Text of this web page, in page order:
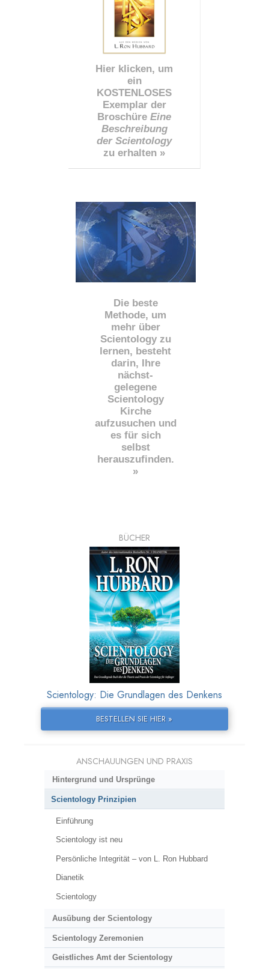
Hier klicken, um
ein
KOSTENLOSES
Exemplar der
Broschüre Eine
Beschreibung
der Scientology
zu erhalten »
Die beste
Methode, um
mehr über
Scientology zu
lernen, besteht
darin, Ihre
nächst-
gelegene
Scientology
Kirche
aufzusuchen und
es für sich
selbst
herauszufinden.
»
BÜCHER
Scientology: Die Grundlagen des Denkens
BESTELLEN SIE HIER »
ANSCHAUUNGEN UND PRAXIS
Hintergrund und Ursprünge
Scientology Prinzipien
Einführung
Scientology ist neu
Persönliche Integrität – von L. Ron Hubbard
Dianetik
Scientology
Ausübung der Scientology
Scientology Zeremonien
Geistliches Amt der Scientology